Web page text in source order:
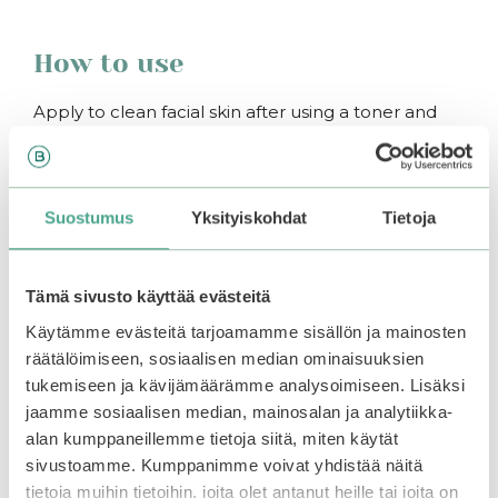
Suostumus Yksityiskohdat Tietoja
Tämä sivusto käyttää evästeitä
Käytämme evästeitä tarjoamamme sisällön ja mainosten
räätälöimiseen, sosiaalisen median ominaisuuksien
tukemiseen ja kävijämäärämme analysoimiseen. Lisäksi
jaamme sosiaalisen median, mainosalan ja analytiikka-
alan kumppaneillemme tietoja siitä, miten käytät
sivustoamme. Kumppanimme voivat yhdistää näitä
tietoja muihin tietoihin, joita olet antanut heille tai joita on
How to use
Apply to clean facial skin after using a toner and
place it on your face. Wait for about 10-20 minutes,
then remove the mask from your face. Gently pat
any excess product into the skin and follow with
moisturizer. It is recommended to use it a few
times a week to boost your skincare routine. You
mask.
You may also like…